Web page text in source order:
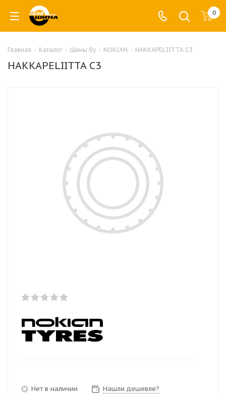
0
Главная - Каталог - Шины бу - NOKIAN - HAKKAPELIITTA C3
HAKKAPELIITTA C3
Нет в наличии Нашли дешевле?